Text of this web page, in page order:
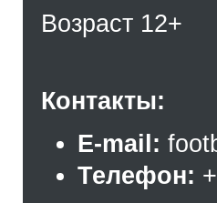
Возраст 12+
Контакты:
E-mail:
Телефон: